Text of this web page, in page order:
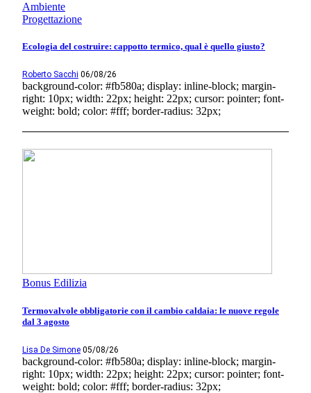
Ambiente
Progettazione
Ecologia del costruire: cappotto termico, qual è quello giusto?
Roberto Sacchi 06/08/26
background-color: #fb580a; display: inline-block; margin-
right: 10px; width: 22px; height: 22px; cursor: pointer; font-
weight: bold; color: #fff; border-radius: 32px;
Bonus Edilizia
Termovalvole obbligatorie con il cambio caldaia: le nuove regole
dal 3 agosto
Lisa De Simone 05/08/26
background-color: #fb580a; display: inline-block; margin-
right: 10px; width: 22px; height: 22px; cursor: pointer; font-
weight: bold; color: #fff; border-radius: 32px;